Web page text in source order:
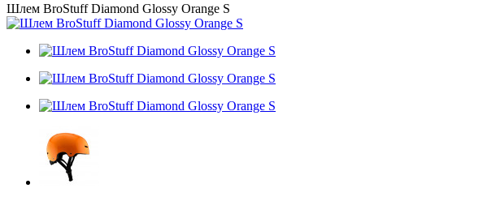
Шлем BroStuff Diamond Glossy Orange S